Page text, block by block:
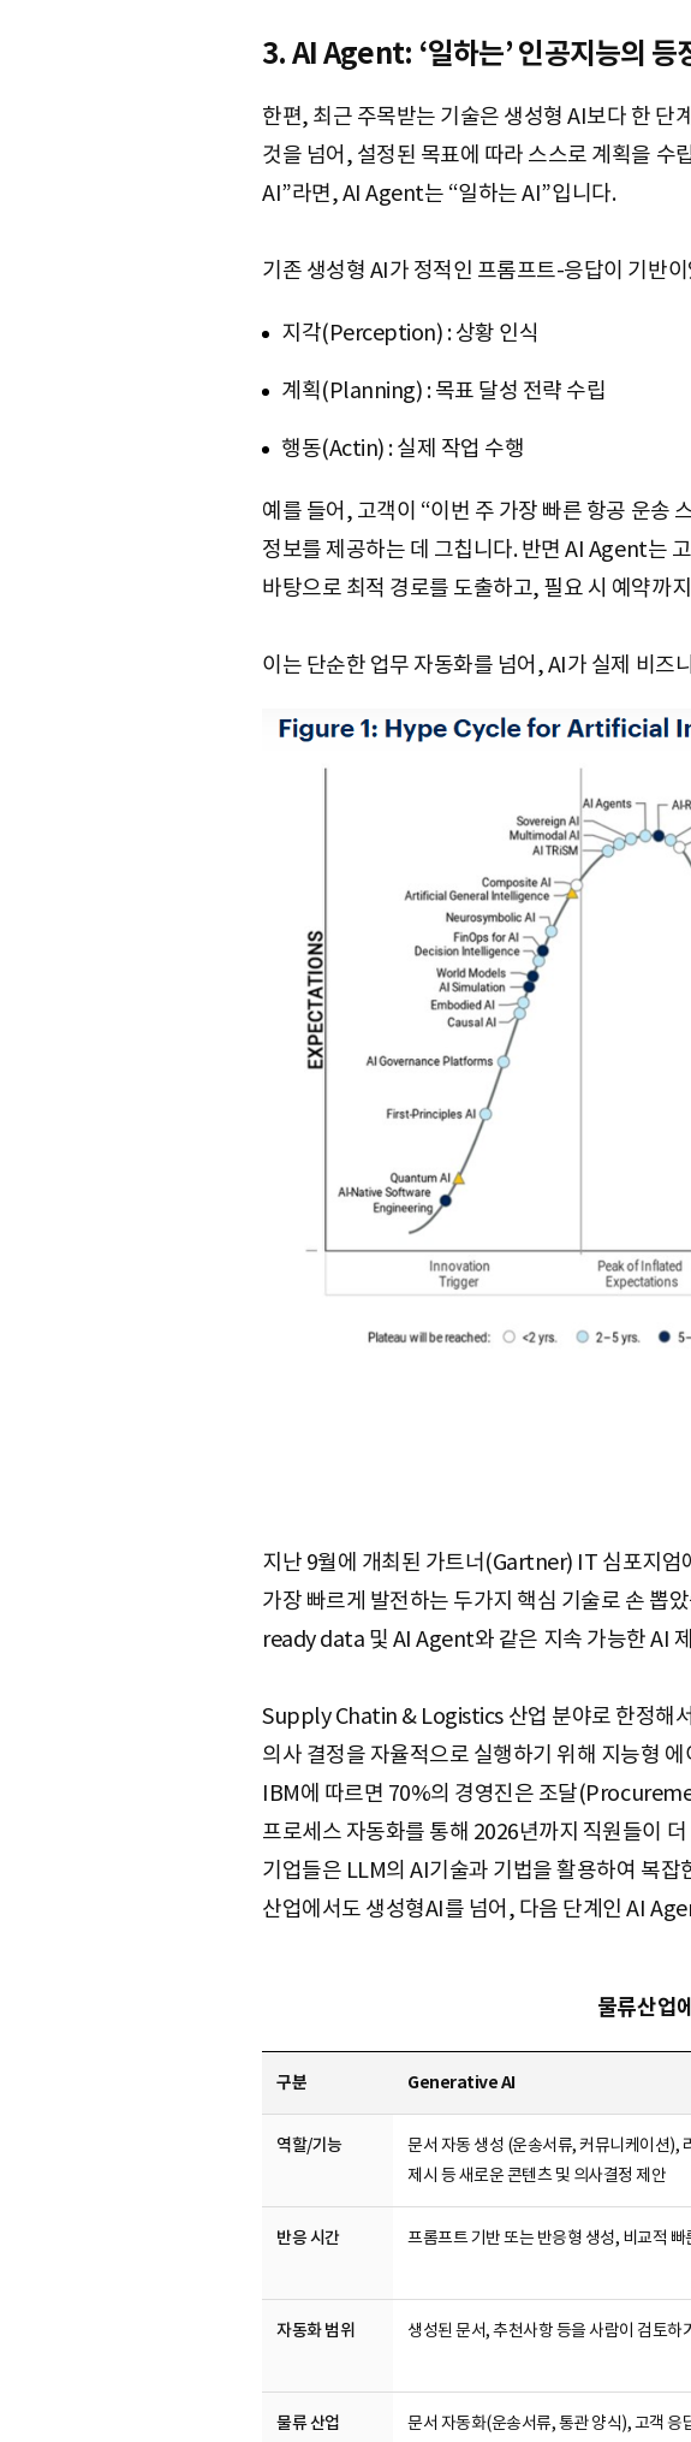
3. AI Agent: ‘일하는’ 인공지능의 등
한편, 최근 주목받는 기술은 생성형 AI보다 한
것을 넘어, 설정된 목표에 따라 스스로 계획을
AI”라면, AI Agent는 “일하는 AI”입니다.
기존 생성형 AI가 정적인 프롬프트-응답이 기반
지각(Perception) : 상황 인식
계획(Planning) : 목표 달성 전략 수립
행동(Actin) : 실제 작업 수행
예를 들어, 고객이 “이번 주 가장 빠른 항공 운송
정보를 제공하는 데 그칩니다. 반면 AI Agent는
바탕으로 최적 경로를 도출하고, 필요 시 예약까
이는 단순한 업무 자동화를 넘어, AI가 실제 비즈
지난 9월에 개최된 가트너(Gartner) IT 심포지
가장 빠르게 발전하는 두가지 핵심 기술로 손 뽑
ready data 및 AI Agent와 같은 지속 가능한 AI
Supply Chatin & Logistics 산업 분야로 한정해
의사 결정을 자율적으로 실행하기 위해 지능형
IBM에 따르면 70%의 경영진은 조달
프로세스 자동화를 통해 2026년까지 직원들이
기업들은 LLM의 AI기술과 기법을 활용하여 복
산업에서도 생성형AI를 넘어, 다음 단계인 AI
물류산업
구분 Generative AI
역할/기능
문서 자동 생성 (운송서류, 커뮤니케이션),
제시 등 새로운 콘텐츠 및 의사결정 제안
반응 시간 프롬프트 기반 또는 반응형 생성, 비교적 빠
자동화 범위 생성된 문서, 추천사항 등을 사람이 검토하
물류 산업
문서 자동화(운송서류, 통관 양식), 고객 응